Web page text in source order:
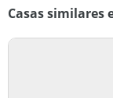
Casas similares